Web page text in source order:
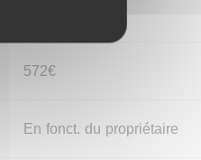
572€
En fonct. du propriétaire